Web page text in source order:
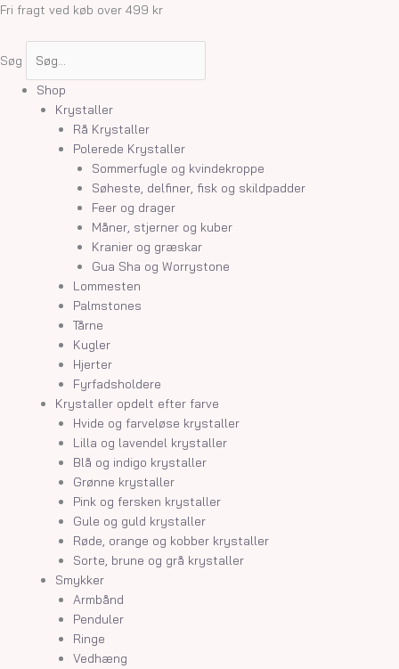
Gå
Fri fragt ved køb over 499 kr
Søg
Shop
Krystaller
Rå Krystaller
Polerede Krystaller
Sommerfugle og kvindekroppe
Søheste, delfiner, fisk og skildpadder
Feer og drager
Måner, stjerner og kuber
Kranier og græskar
Gua Sha og Worrystone
Lommesten
Palmstones
Tårne
Kugler
Hjerter
Fyrfadsholdere
Krystaller opdelt efter farve
Hvide og farveløse krystaller
Lilla og lavendel krystaller
Blå og indigo krystaller
Grønne krystaller
Pink og fersken krystaller
Gule og guld krystaller
Røde, orange og kobber krystaller
Sorte, brune og grå krystaller
Smykker
Armbånd
Penduler
Ringe
Vedhæng